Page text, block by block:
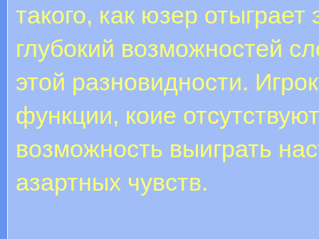
такого, как юзер
глубокий возможностей
этой разновидности.
функции, коие
возможность выиграть
азартных чувств.